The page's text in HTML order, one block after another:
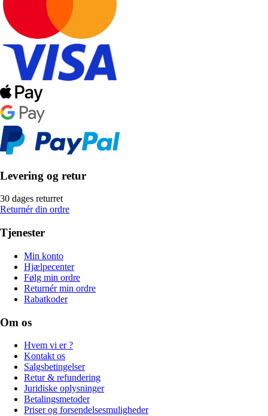
Levering og retur
30 dages returret
Returnér din ordre
Tjenester
Min konto
Hjælpecenter
Følg min ordre
Returnér min ordre
Rabatkoder
Om os
Hvem vi er ?
Kontakt os
Salgsbetingelser
Retur & refundering
Juridiske oplysninger
Betalingsmetoder
Priser og forsendelsesmuligheder